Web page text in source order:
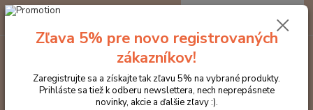
Hľadať
za0 €
Zľava 5% pre novo registrovaných
zákazníkov!
Zaregistrujte sa a získajte tak zľavu 5% na vybrané produkty.
Prihláste sa tiež k odberu newslettera, nech neprepásnete
novinky, akcie a ďalšie zľavy :).